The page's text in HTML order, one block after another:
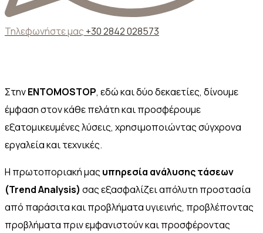
Τηλεφωνήστε μας +30 2842 028573
ΣτηνΕΝΤΟΜΟSTOP, εδώ και δύο δεκαετίες, δίνουμε
έμφαση στον κάθε πελάτη και προσφέρουμε
εξατομικευμένες λύσεις, χρησιμοποιώντας σύγχρονα
εργαλεία και τεχνικές.
Η πρωτοποριακή μας υπηρεσία ανάλυσης τάσεων
(Trend Analysis) σας εξασφαλίζει απόλυτη προστασία
από παράσιτα και προβλήματα υγιεινής, προβλέποντας
προβλήματα πριν εμφανιστούν και προσφέροντας